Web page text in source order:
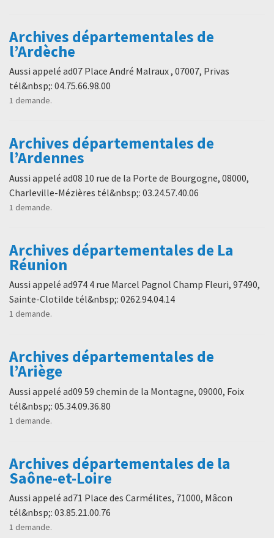
Archives départementales de
l’Ardèche
Aussi appelé ad07 Place André Malraux , 07007, Privas
tél&nbsp;: 04.75.66.98.00
1 demande.
Archives départementales de
l’Ardennes
Aussi appelé ad08 10 rue de la Porte de Bourgogne, 08000,
Charleville-Mézières tél&nbsp;: 03.24.57.40.06
1 demande.
Archives départementales de La
Réunion
Aussi appelé ad974 4 rue Marcel Pagnol Champ Fleuri, 97490,
Sainte-Clotilde tél&nbsp;: 0262.94.04.14
1 demande.
Archives départementales de
l’Ariège
Aussi appelé ad09 59 chemin de la Montagne, 09000, Foix
tél&nbsp;: 05.34.09.36.80
1 demande.
Archives départementales de la
Saône-et-Loire
Aussi appelé ad71 Place des Carmélites, 71000, Mâcon
tél&nbsp;: 03.85.21.00.76
1 demande.